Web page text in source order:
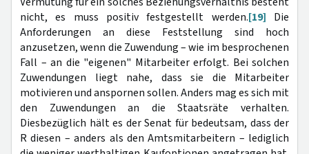
nicht, es muss positiv festgestellt werden.[19] Die
Anforderungen an diese Feststellung sind hoch
anzusetzen, wenn die Zuwendung – wie im besprochenen
Fall – an die "eigenen" Mitarbeiter erfolgt. Bei solchen
Zuwendungen liegt nahe, dass sie die Mitarbeiter
motivieren und anspornen sollen. Anders mag es sich mit
den Zuwendungen an die Staatsräte verhalten.
Diesbezüglich hält es der Senat für bedeutsam, dass der
R diesen – anders als den Amtsmitarbeitern – lediglich